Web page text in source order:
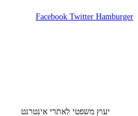
Facebook Twitter Hamburger
יעוץ משפטי לאתרי אינטרנט